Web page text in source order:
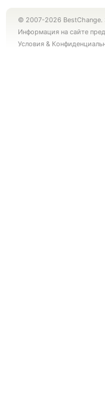
© 2007-2026 BestChange.
Информация на сайте
Условия &